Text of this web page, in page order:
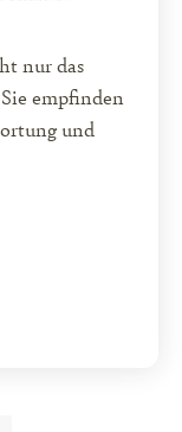
nur das
empfinden
und